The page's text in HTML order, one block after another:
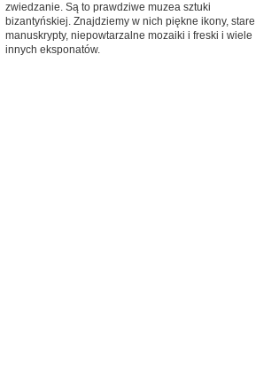
zwiedzanie. Są to prawdziwe muzea sztuki
bizantyńskiej. Znajdziemy w nich piękne ikony, stare
manuskrypty, niepowtarzalne mozaiki i freski i wiele
innych eksponatów.